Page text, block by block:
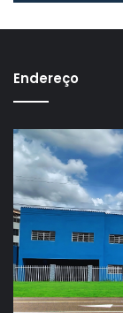
Endereço